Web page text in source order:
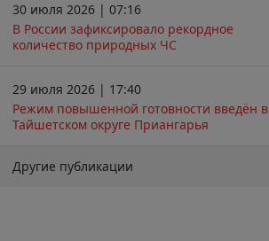
30 июля 2026 | 07:16
В России зафиксировало рекордное
количество природных ЧС
29 июля 2026 | 17:40
Режим повышенной готовности введён в
Тайшетском округе Приангарья
Другие публикации